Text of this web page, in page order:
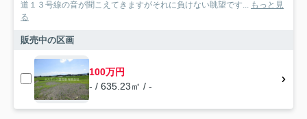
道１３号線の音が聞こえてきますがそれに負けない眺望です... もっと見
る
販売中の区画
100万円
- / 635.23㎡ / -